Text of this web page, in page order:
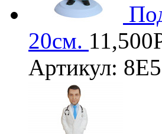
20см. 11,500
Артикул: 8Е5